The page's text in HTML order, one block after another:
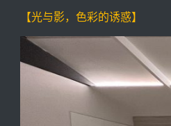
【光与影，色彩的诱惑】